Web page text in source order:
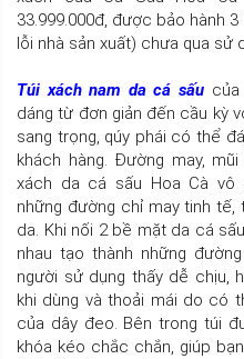
33.999.000đ, được bảo hành
lỗi nhà sản xuất) chưa qua sử
Túi xách nam da cá sấu
dáng từ đơn giản đến cầu kỳ
sang trọng, qúy phái có thể
khách hàng. Đường may,
xách da cá sấu Hoa Cà vô
những đường chỉ may tinh
da. Khi nối 2 bề mặt da cá
nhau tạo thành những
người sử dụng thấy dễ chịu,
khi dùng và thoải mái do có
của dây đeo. Bên trong túi
khóa kéo chắc chắn, giúp